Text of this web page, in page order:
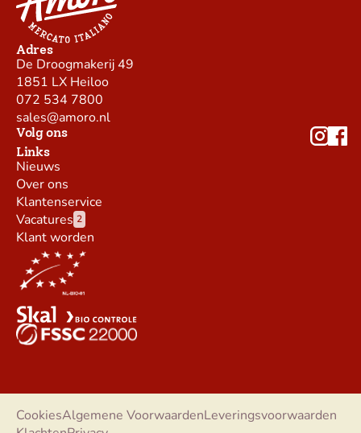
Adres
De Droogmakerij 49
1851 LX Heiloo
072 534 7800
sales@amoro.nl
Volg ons
Links
Nieuws
Over ons
Klantenservice
Vacatures 2
Klant worden
CookiesAlgemene VoorwaardenLeveringsvoorwaarden